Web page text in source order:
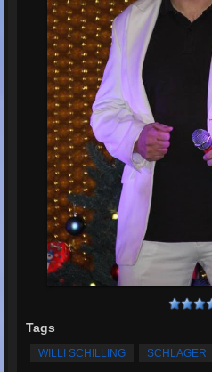
Tags
WILLI SCHILLING SCHLAGER